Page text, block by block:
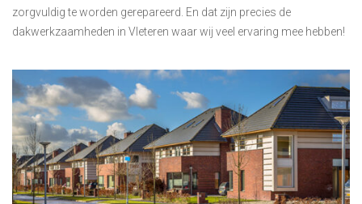
zorgvuldig te worden gerepareerd. En dat zijn precies de
dakwerkzaamheden in Vleteren waar wij veel ervaring mee hebben!